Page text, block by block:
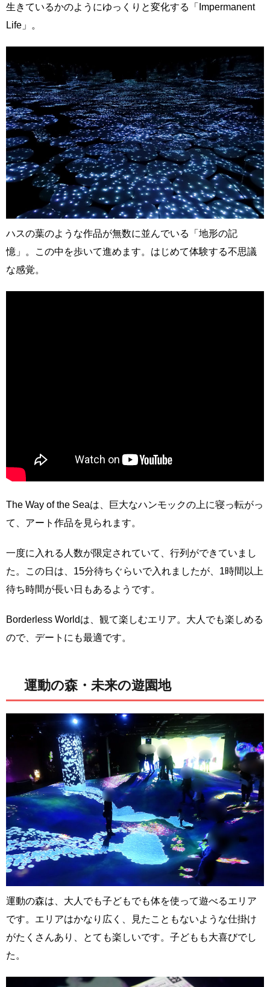
生きているかのようにゆっくりと変化する「Impermanent
Life」。
ハスの葉のような作品が無数に並んでいる「地形の記
憶」。この中を歩いて進めます。はじめて体験する不思議
な感覚。
The Way of the Seaは、巨大なハンモックの上に寝っ転がっ
て、アート作品を見られます。
一度に入れる人数が限定されていて、行列ができていまし
た。この日は、15分待ちぐらいで入れましたが、1時間以上
待ち時間が長い日もあるようです。
Borderless Worldは、観て楽しむエリア。大人でも楽しめる
ので、デートにも最適です。
運動の森・未来の遊園地
運動の森は、大人でも子どもでも体を使って遊べるエリア
です。エリアはかなり広く、見たこともないような仕掛け
がたくさんあり、とても楽しいです。子どもも大喜びでし
た。